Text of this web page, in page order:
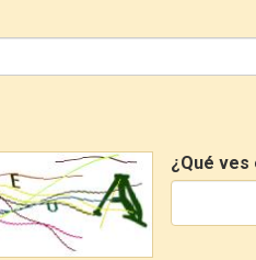
¿Qué